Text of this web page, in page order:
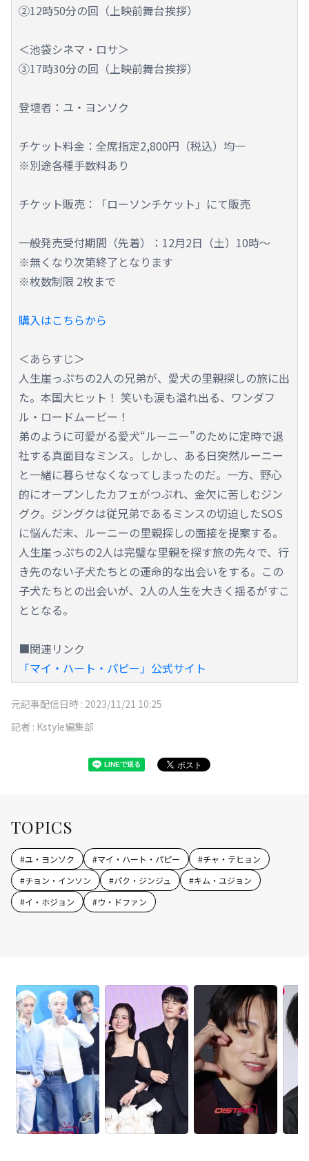
②12時50分の回（上映前舞台挨拶）
＜池袋シネマ・ロサ＞
③17時30分の回（上映前舞台挨拶）
登壇者：ユ・ヨンソク
チケット料金：全席指定2,800円（税込）均一
※別途各種手数料あり
チケット販売：「ローソンチケット」にて販売
一般発売受付期間（先着）：12月2日（土）10時～
※無くなり次第終了となります
※枚数制限 2枚まで
購入はこちらから
＜あらすじ＞
人生崖っぷちの2人の兄弟が、愛犬の里親探しの旅に出
た。本国大ヒット！ 笑いも涙も溢れ出る、ワンダフ
ル・ロードムービー！
弟のように可愛がる愛犬“ルーニー”のために定時で退
社する真面目なミンス。しかし、ある日突然ルーニー
と一緒に暮らせなくなってしまったのだ。一方、野心
的にオープンしたカフェがつぶれ、金欠に苦しむジン
グク。ジングクは従兄弟であるミンスの切迫したSOS
に悩んだ末、ルーニーの里親探しの面接を提案する。
人生崖っぷちの2人は完璧な里親を探す旅の先々で、行
き先のない子犬たちとの運命的な出会いをする。この
子犬たちとの出会いが、2人の人生を大きく揺るがすこ
ととなる。
■関連リンク
「マイ・ハート・パピー」公式サイト
元記事配信日時 : 2023/11/21 10:25
記者 : Kstyle編集部
TOPICS
#ユ・ヨンソク #マイ・ハート・パピー #チャ・テヒョン
#チョン・インソン #パク・ジンジュ #キム・ユジョン
#イ・ホジョン #ウ・ドファン